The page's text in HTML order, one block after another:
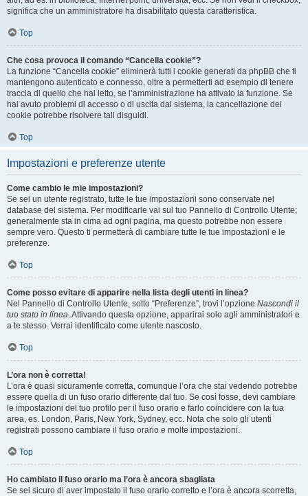
significa che un amministratore ha disabilitato questa caratteristica.
Top
Che cosa provoca il comando “Cancella cookie”?
La funzione “Cancella cookie” eliminerà tutti i cookie generati da phpBB che ti
mantengono autenticato e connesso, oltre a permetterti ad esempio di tenere
traccia di quello che hai letto, se l’amministrazione ha attivato la funzione. Se
hai avuto problemi di accesso o di uscita dal sistema, la cancellazione dei
cookie potrebbe risolvere tali disguidi.
Top
Impostazioni e preferenze utente
Come cambio le mie impostazioni?
Se sei un utente registrato, tutte le tue impostazioni sono conservate nel
database del sistema. Per modificarle vai sul tuo Pannello di Controllo Utente;
generalmente sta in cima ad ogni pagina, ma questo potrebbe non essere
sempre vero. Questo ti permetterà di cambiare tutte le tue impostazioni e le
preferenze.
Top
Come posso evitare di apparire nella lista degli utenti in linea?
Nel Pannello di Controllo Utente, sotto “Preferenze”, trovi l’opzione Nascondi il
tuo stato in linea. Attivando questa opzione, apparirai solo agli amministratori e
a te stesso. Verrai identificato come utente nascosto.
Top
L’ora non è corretta!
L’ora è quasi sicuramente corretta, comunque l’ora che stai vedendo potrebbe
essere quella di un fuso orario differente dal tuo. Se così fosse, devi cambiare
le impostazioni del tuo profilo per il fuso orario e farlo coincidere con la tua
area, es. London, Paris, New York, Sydney, ecc. Nota che solo gli utenti
registrati possono cambiare il fuso orario e molte impostazioni.
Top
Ho cambiato il fuso orario ma l’ora è ancora sbagliata
Se sei sicuro di aver impostato il fuso orario corretto e l’ora è ancora scorretta,